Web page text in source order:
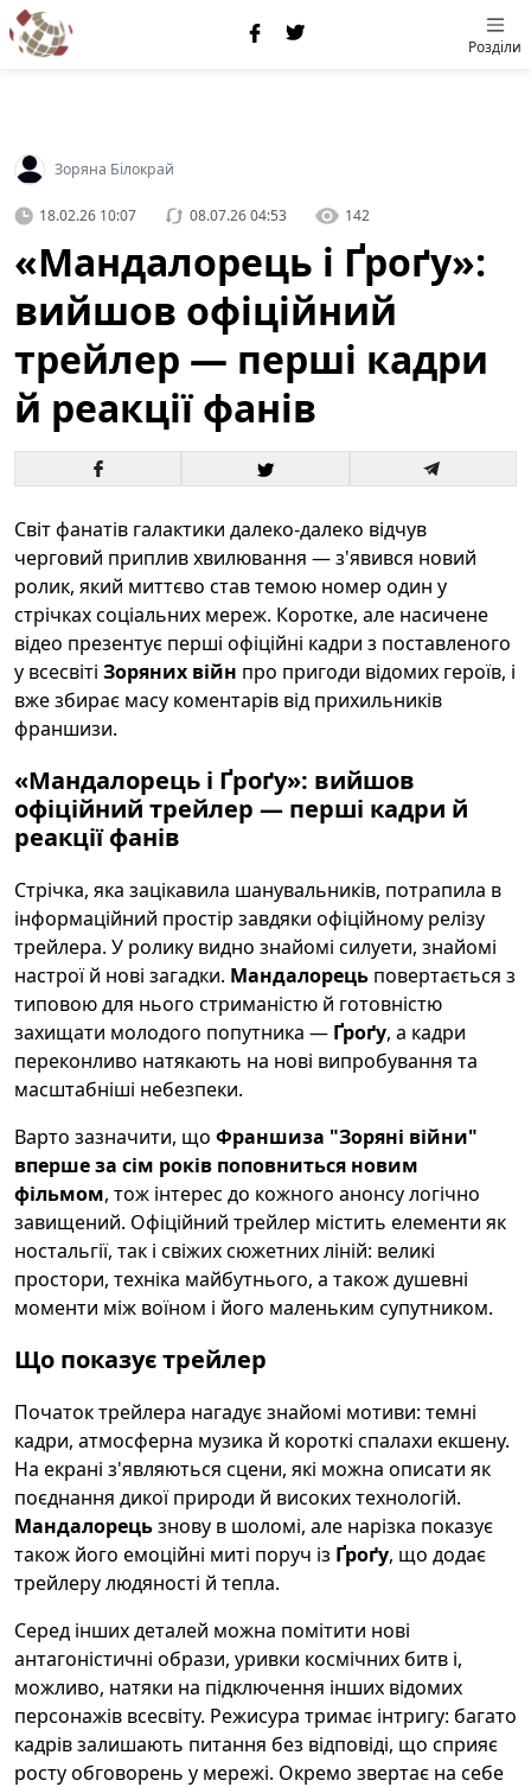
Розділи
Зоряна Білокрай
18.02.26 10:07 08.07.26 04:53 142
«Мандалорець і Ґроґу»:
вийшов офіційний
трейлер — перші кадри
й реакції фанів
Світ фанатів галактики далеко-далеко відчув
черговий приплив хвилювання — з'явився новий
ролик, який миттєво став темою номер один у
стрічках соціальних мереж. Коротке, але насичене
відео презентує перші офіційні кадри з поставленого
у всесвіті Зоряних війн про пригоди відомих героїв, і
вже збирає масу коментарів від прихильників
франшизи.
«Мандалорець і Ґроґу»: вийшов
офіційний трейлер — перші кадри й
реакції фанів
Стрічка, яка зацікавила шанувальників, потрапила в
інформаційний простір завдяки офіційному релізу
трейлера. У ролику видно знайомі силуети, знайомі
настрої й нові загадки. Мандалорець повертається з
типовою для нього стриманістю й готовністю
захищати молодого попутника — Ґроґу, а кадри
переконливо натякають на нові випробування та
масштабніші небезпеки.
Варто зазначити, що Франшиза "Зоряні війни"
вперше за сім років поповниться новим
фільмом, тож інтерес до кожного анонсу логічно
завищений. Офіційний трейлер містить елементи як
ностальгії, так і свіжих сюжетних ліній: великі
простори, техніка майбутнього, а також душевні
моменти між воїном і його маленьким супутником.
Що показує трейлер
Початок трейлера нагадує знайомі мотиви: темні
кадри, атмосферна музика й короткі спалахи екшену.
На екрані з'являються сцени, які можна описати як
поєднання дикої природи й високих технологій.
Мандалорецьзнову в шоломі, але нарізка показує
також його емоційні миті поруч із Ґроґу, що додає
трейлеру людяності й тепла.
Серед інших деталей можна помітити нові
антагоністичні образи, уривки космічних битв і,
можливо, натяки на підключення інших відомих
персонажів всесвіту. Режисура тримає інтригу: багато
кадрів залишають питання без відповіді, що сприяє
росту обговорень у мережі. Окремо звертає на себе